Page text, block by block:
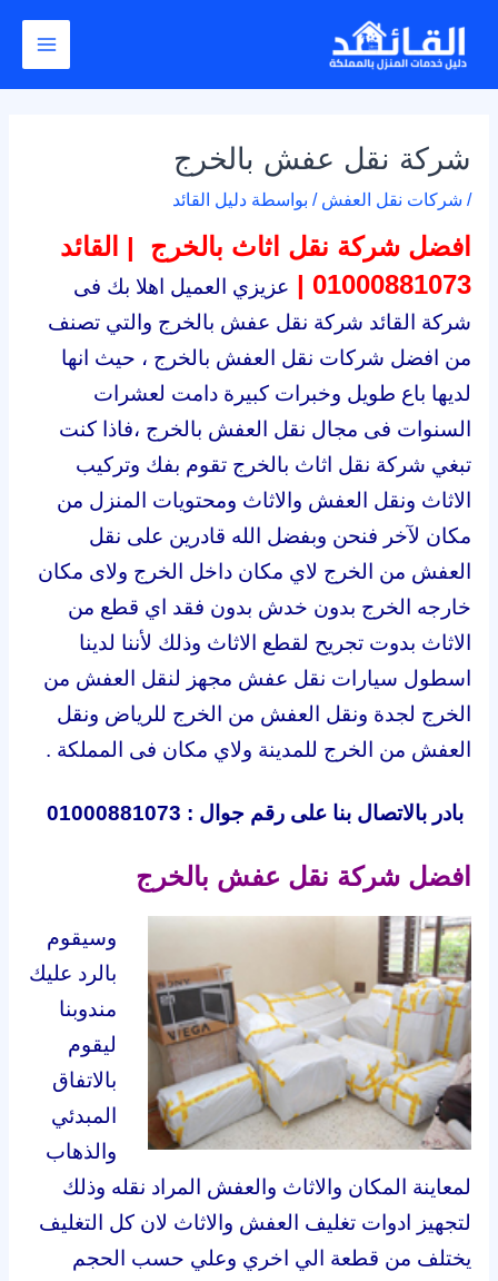
المحتوى
Main
شركة نقل عفش بالخرج
/ شركات نقل العفش / بواسطة دليل القائد
افضل شركة نقل اثاث بالخرج | القائد
01000881073 |
عزيزي العميل اهلا بك فى
شركة القائد شركة نقل عفش بالخرج والتي تصنف
من افضل شركات نقل العفش بالخرج ، حيث انها
لديها باع طويل وخبرات كبيرة دامت لعشرات
السنوات فى مجال نقل العفش بالخرج ،فاذا كنت
تبغي شركة نقل اثاث بالخرج تقوم بفك وتركيب
الاثاث ونقل العفش والاثاث ومحتويات المنزل من
مكان لآخر فنحن وبفضل الله قادرين على نقل
العفش من الخرج لاي مكان داخل الخرج ولاى مكان
خارجه الخرج بدون خدش بدون فقد اي قطع من
الاثاث بدوت تجريح لقطع الاثاث وذلك لأننا لدينا
اسطول سيارات نقل عفش مجهز لنقل العفش من
الخرج لجدة ونقل العفش من الخرج للرياض ونقل
العفش من الخرج للمدينة ولاي مكان فى المملكة .
بادر بالاتصال بنا على رقم جوال : 01000881073
افضل شركة نقل عفش بالخرج
وسيقوم
بالرد عليك
مندوبنا
ليقوم
بالاتفاق
المبدئي
والذهاب
لمعاينة المكان والاثاث والعفش المراد نقله وذلك
لتجهيز ادوات تغليف العفش والاثاث لان كل التغليف
يختلف من قطعة الي اخري وعلي حسب الحجم
navigation